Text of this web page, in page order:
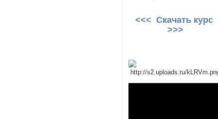
<<< Скачать курс
>>>